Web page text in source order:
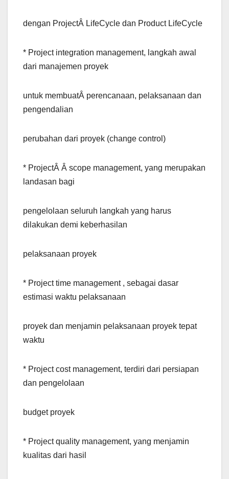
dengan ProjectÂ LifeCycle dan Product LifeCycle
* Project integration management, langkah awal
dari manajemen proyek
untuk membuatÂ perencanaan, pelaksanaan dan
pengendalian
perubahan dari proyek (change control)
* ProjectÂ Â scope management, yang merupakan
landasan bagi
pengelolaan seluruh langkah yang harus
dilakukan demi keberhasilan
pelaksanaan proyek
* Project time management , sebagai dasar
estimasi waktu pelaksanaan
proyek dan menjamin pelaksanaan proyek tepat
waktu
* Project cost management, terdiri dari persiapan
dan pengelolaan
budget proyek
* Project quality management, yang menjamin
kualitas dari hasil